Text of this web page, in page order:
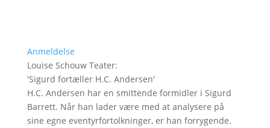
Anmeldelse
Louise Schouw Teater:
'Sigurd fortæller H.C. Andersen'
H.C. Andersen har en smittende formidler i Sigurd
Barrett. Når han lader være med at analysere på
sine egne eventyrfortolkninger, er han forrygende.